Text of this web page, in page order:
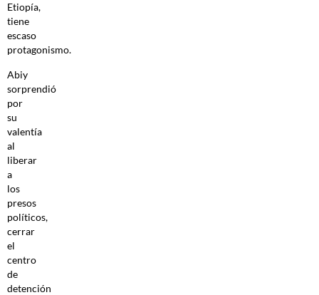
Etiopía,
tiene
escaso
protagonismo.
Abiy
sorprendió
por
su
valentía
al
liberar
a
los
presos
políticos,
cerrar
el
centro
de
detención